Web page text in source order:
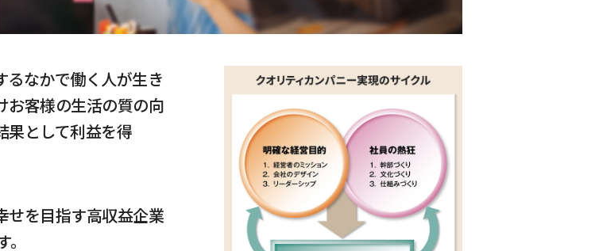
るなかで働く人が生き
お客様の生活の質の向
果として利益を得
せを目指す高収益企業